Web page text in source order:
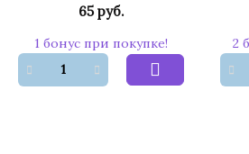
65 руб.
1 бонус при покупке! 2